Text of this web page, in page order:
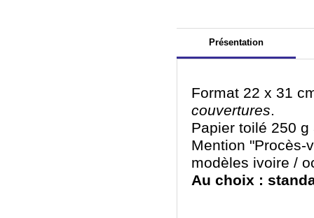
Présentation
Format 22 x 31
couvertures.
Papier toilé 250
Mention
modèles ivoire /
Au choix :